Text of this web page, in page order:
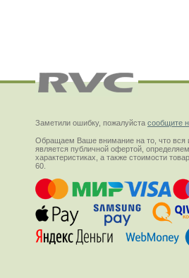
Заметили ошибку, пожалуйста сообщите
Обращаем Ваше внимание на то, что вся
является публичной офертой,
характеристиках, а также стоимости
60.